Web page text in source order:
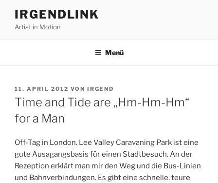
Inhalt
springen
IRGENDLINK
Artist in Motion
Menü
VERÖFFENTLICHT
AM
11. APRIL 2012 VON IRGEND
Time and Tide are „Hm-Hm-Hm“
for a Man
Off-Tag in London. Lee Valley Caravaning Park ist eine
gute Ausagangsbasis für einen Stadtbesuch. An der
Rezeption erklärt man mir den Weg und die Bus-Linien
und Bahnverbindungen. Es gibt eine schnelle, teure